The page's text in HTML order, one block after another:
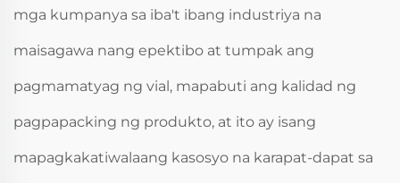
mga kumpanya sa iba't ibang industriya na
maisagawa nang epektibo at tumpak ang
pagmamatyag ng vial, mapabuti ang kalidad ng
pagpapacking ng produkto, at ito ay isang
mapagkakatiwalaang kasosyo na karapat-dapat sa